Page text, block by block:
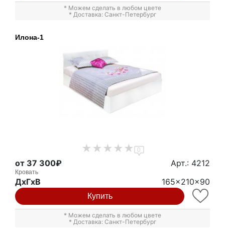
* Можем сделать в любом цвете
* Доставка: Санкт-Петербург
Илона-1
0
от 37 300₽ Арт.: 4212
Кровать
ДxГxВ 165x210x90
Купить
* Можем сделать в любом цвете
* Доставка: Санкт-Петербург